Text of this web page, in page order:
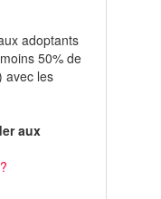
adoptants
50% de
avec les
aux